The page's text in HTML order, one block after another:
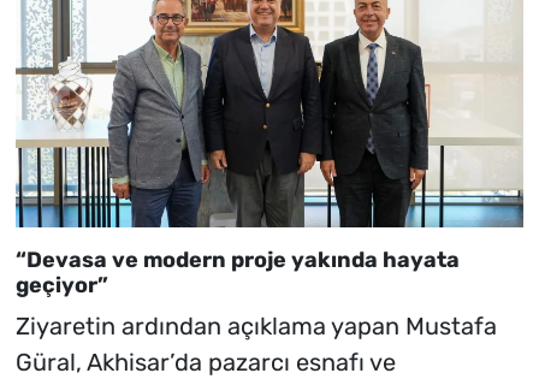
“Devasa ve modern proje yakında hayata
geçiyor”
Ziyaretin ardından açıklama yapan Mustafa
Güral, Akhisar’da pazarcı esnafı ve